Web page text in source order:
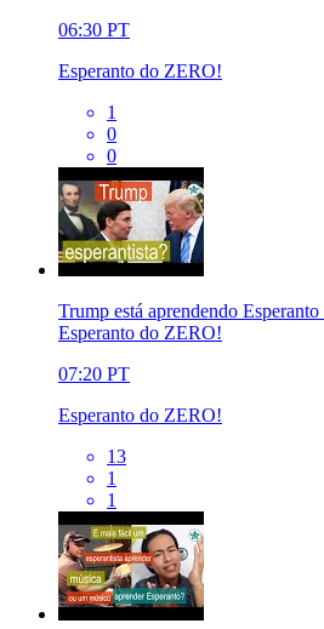
06:30 PT
Esperanto do ZERO!
1
0
0
Trump está aprendendo
Esperanto do ZERO!
07:20 PT
Esperanto do ZERO!
13
1
1